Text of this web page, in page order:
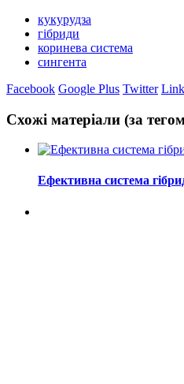
кукурудза
гібриди
коринева система
сингента
Facebook Google Plus Twitter
Схожі матеріали (за
Ефективна система